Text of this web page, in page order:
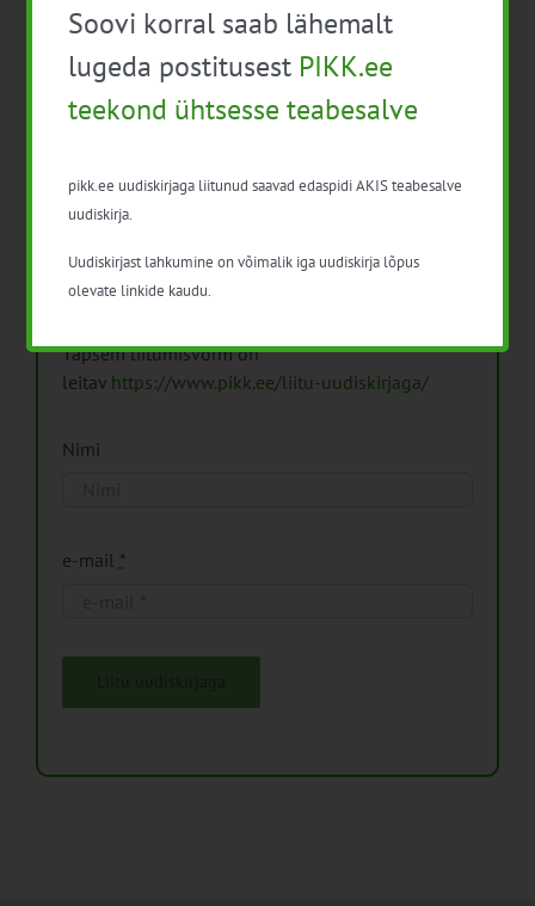
Pikk.ee uudiskirjaga liitumine.
Isikuandmeid töötleme vastavalt
Isikuandmete
Täpsem liitumisvorm on
leitav https://www.pikk.ee/liitu-uudiskirjaga/
Nimi
e-mail *
Soovi korral saab lähemalt
lugeda postitusest PIKK.ee
teekond ühtsesse teabesalve
pikk.ee uudiskirjaga liitunud saavad edaspidi AKIS teabesalve
uudiskirja.
Uudiskirjast lahkumine on võimalik iga uudiskirja lõpus
olevate linkide kaudu.